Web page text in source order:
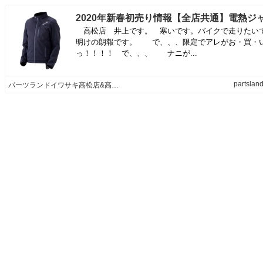
高松店 井上です。 寒いです。バイクで走りたい
明けの朗報です。 で、、、限定でアレがお・買・
っ！！！！ で、、、 ナニが...
パーツランドイワサキ高松店&高知店&松山店